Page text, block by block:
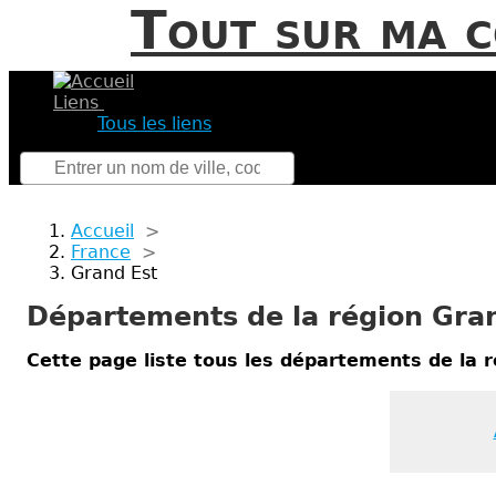
Tout sur ma
Liens
Tous les liens
Accueil
>
France
>
Grand Est
Départements de la région
Cette page liste tous les départements de la